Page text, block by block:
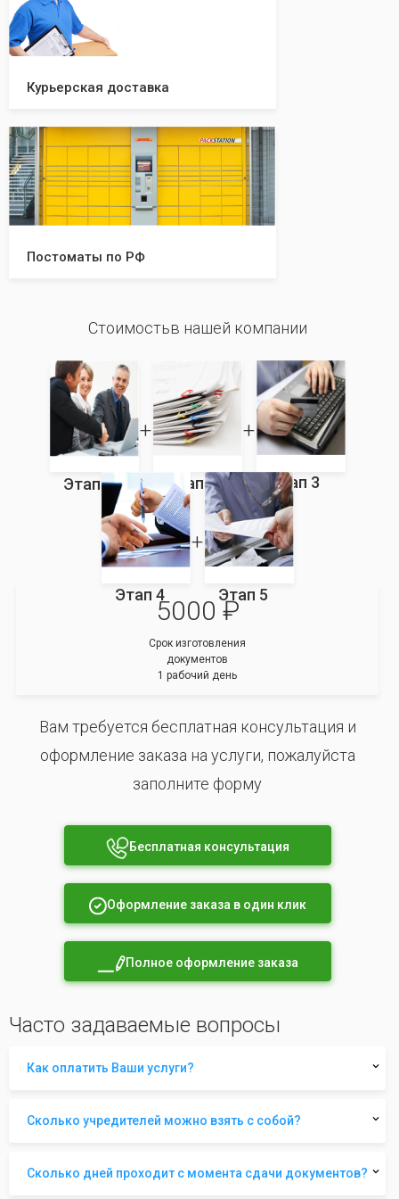
Курьерская доставка
Постоматы по РФ
Стоимостьв нашей компании
Этап 1 Этап 2 Этап 3
Этап 4 Этап 5
5000 ₽
Срок изготовления
документов
1 рабочий день
Вам требуется бесплатная консультация и
оформление заказа на услуги, пожалуйста
заполните форму
Бесплатная консультация
Оформление заказа в один клик
Полное оформление заказа
Часто задаваемые вопросы
Как оплатить Ваши услуги?
Сколько учредителей можно взять с собой?
Сколько дней проходит с момента сдачи документов?